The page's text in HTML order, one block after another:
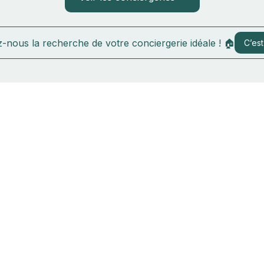
nous la recherche de votre conciergerie idéale ! 🏠